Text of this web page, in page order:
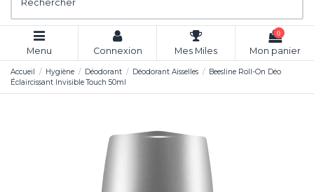
Menu Connexion Mes Miles
0
Mon panier
Accueil Hygiène Déodorant Déodorant Aisselles
Beesline Roll-On Déo
Éclaircissant Invisible Touch 50ml